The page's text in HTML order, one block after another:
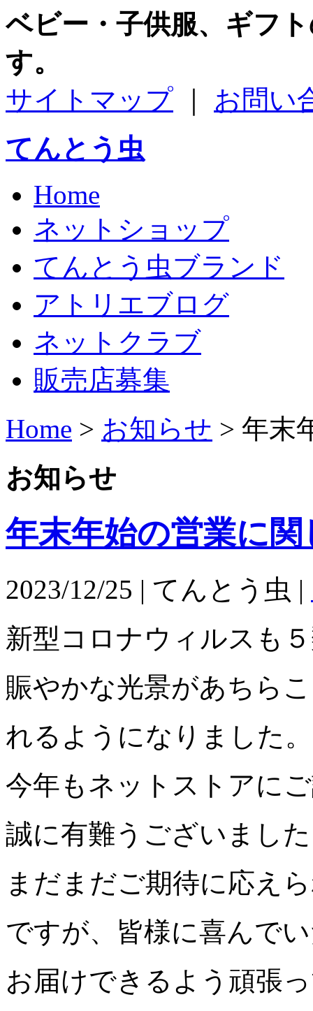
ベビー・子供服、ギフ
す。
サイトマップ
お問い
てんとう虫
Home
ネットショップ
てんとう虫ブランド
アトリエブログ
ネットクラブ
販売店募集
Home > お知らせ > 年末
お知らせ
年末年始の営業に
2023/12/25 | てんとう虫 |
新型コロナウィルスも
賑やかな光景があちら
れるようになりました。
今年もネットストアに
誠に有難うございまし
まだまだご期待に応え
ですが、皆様に喜んで
お届けできるよう頑張